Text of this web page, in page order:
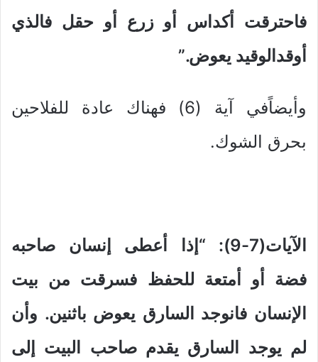
فاحترقت أكداس أو زرع أو حقل فالذي
أوقدالوقيد يعوض.”
وأيضاًفي آية (6) فهناك عادة للفلاحين
بحرق الشوك.
الآيات(7-9): “إذا أعطى إنسان صاحبه
فضة أو أمتعة للحفظ فسرقت من بيت
الإنسان فانوجد السارق يعوض باثنين. وأن
لم يوجد السارق يقدم صاحب البيت إلى